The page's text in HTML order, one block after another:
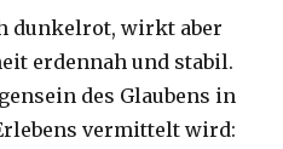
dunkelrot, wirkt aber
erdennah und stabil.
des Glaubens in
vermittelt wird: